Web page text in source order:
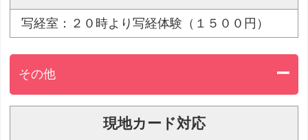
写経室：２０時より写経体験（１５００円）
その他
現地カード対応